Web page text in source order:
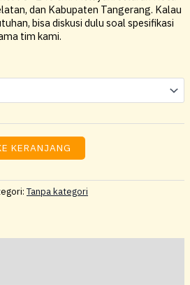
dan Kabupaten Tangerang. Kalau
bisa diskusi dulu soal spesifikasi
tim kami.
KERANJANG
Tanpa kategori